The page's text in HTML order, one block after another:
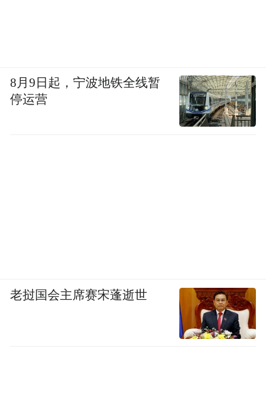
物递送及级联协同诊疗一体化研究》
8月9日起，宁波地铁全线暂
停运营
老挝国会主席赛宋蓬逝世